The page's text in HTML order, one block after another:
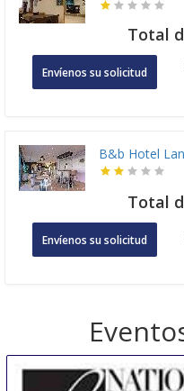
Total
Envíenos su solicitud
B&b Hotel
Total
Envíenos su solicitud